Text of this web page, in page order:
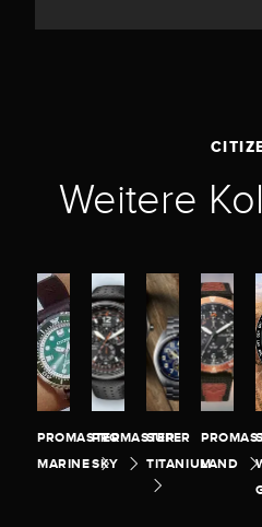
Weitere
PROMASTER
MARINE
PROMASTER
SKY
SUPER
TITANIUMLAND